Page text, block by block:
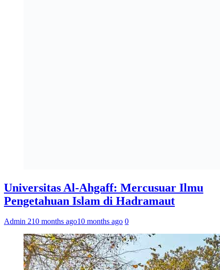
Universitas Al-Ahgaff: Mercusuar Ilmu
Pengetahuan Islam di Hadramaut
Admin 210 months ago10 months ago 0